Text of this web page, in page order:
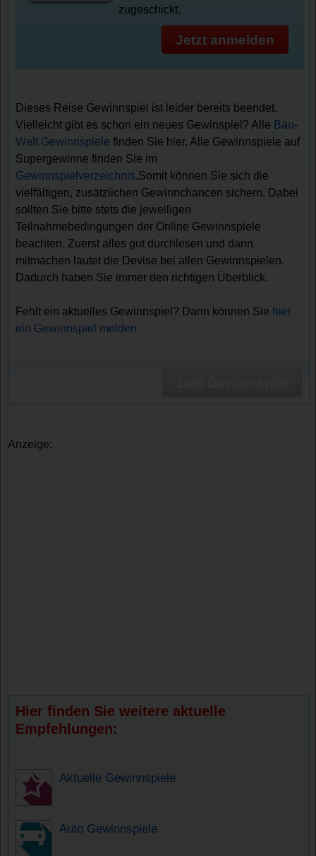
zugeschickt.
Jetzt anmelden
Dieses Reise Gewinnspiel ist leider bereits beendet.
Vielleicht gibt es schon ein neues Gewinspiel? Alle Bau-
Welt Gewinnspiele finden Sie hier. Alle Gewinnspiele auf
Supergewinne finden Sie im
Gewinnspielverzeichnis.Somit können Sie sich die
vielfältigen, zusätzlichen Gewinnchancen sichern. Dabei
sollten Sie bitte stets die jeweiligen
Teilnahmebedingungen der Online Gewinnspiele
beachten. Zuerst alles gut durchlesen und dann
mitmachen lautet die Devise bei allen Gewinnspielen.
Dadurch haben Sie immer den richtigen Überblick.
Fehlt ein aktuelles Gewinnspiel? Dann können Sie hier
ein Gewinnspiel melden.
Anzeige:
Hier finden Sie weitere aktuelle
Empfehlungen:
Aktuelle Gewinnspiele
Auto Gewinnspiele